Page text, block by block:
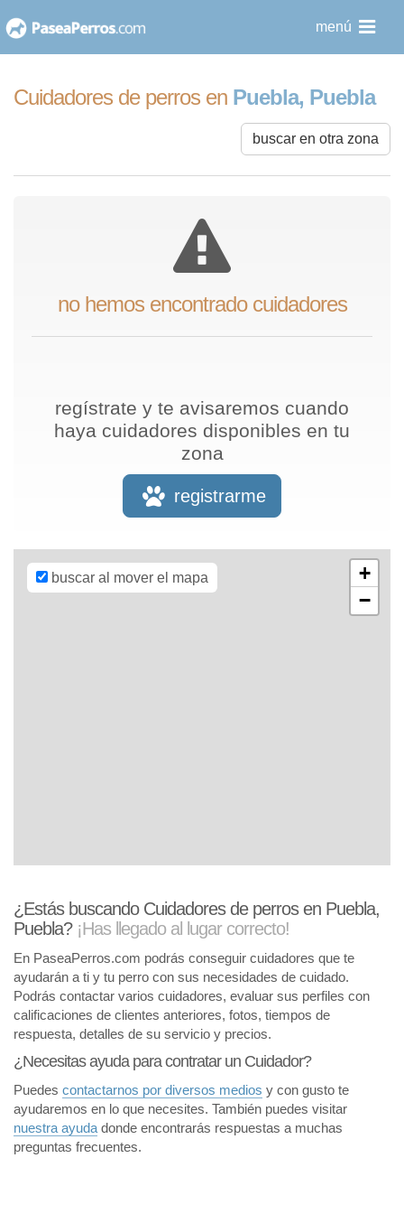
al
menú
Cuidadores de perros en Puebla, Puebla
buscar en otra zona
no hemos encontrado cuidadores
regístrate y te avisaremos cuando
haya cuidadores disponibles en tu
zona
registrarme
buscar al mover el mapa
+
−
OpenStreetMap
CC-BY-SA
¿Estás buscando Cuidadores de perros en Puebla,
Puebla? ¡Has llegado al lugar correcto!
En PaseaPerros.com podrás conseguir cuidadores que te
ayudarán a ti y tu perro con sus necesidades de cuidado.
Podrás contactar varios cuidadores, evaluar sus perfiles con
calificaciones de clientes anteriores, fotos, tiempos de
respuesta, detalles de su servicio y precios.
¿Necesitas ayuda para contratar un Cuidador?
Puedes contactarnos por diversos medios y con gusto te
ayudaremos en lo que necesites. También puedes visitar
nuestra ayuda donde encontrarás respuestas a muchas
preguntas frecuentes.